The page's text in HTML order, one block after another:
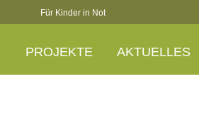
Für Kinder in Not
PROJEKTE AKTUELLES